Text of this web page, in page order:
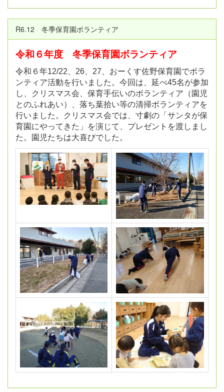
R6.12 冬季保育園ボランティア
令和６年度 冬季保育園ボランティア
令和６年12/22、26、27、おーくす佐野保育園でボラ
ンティア活動を行いました。今回は、延べ45名が参加
し、クリスマス会、保育手伝いのボランティア（園児
とのふれあい）、落ち葉拾い等の清掃ボランティアを
行いました。クリスマス会では、寸劇の「サンタが保
育園にやってきた」を演じて、プレゼントを渡しまし
た。園児たちは大喜びでした。